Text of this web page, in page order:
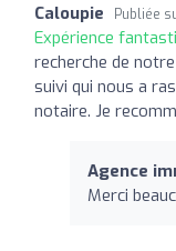
Caloupie Publiée
Expérience
recherche de
suivi qui nous a
notaire. Je
Agence
Merci